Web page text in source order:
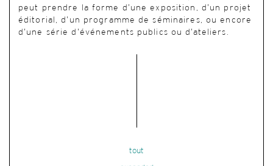
peut prendre la forme d’une exposition, d’un projet
éditorial, d’un programme de séminaires, ou encore
d’une série d’événements publics ou d’ateliers.
tout